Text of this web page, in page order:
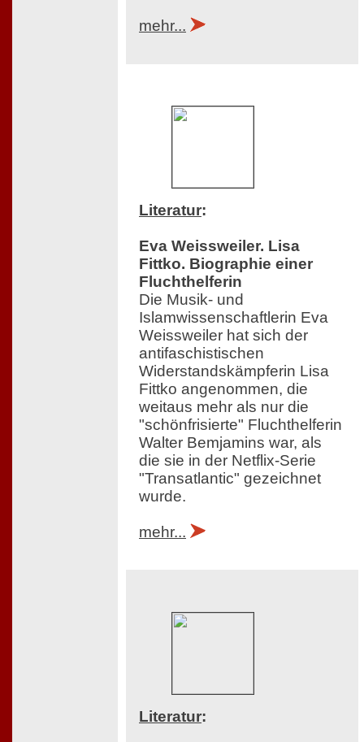
mehr...
Literatur:
Eva Weissweiler. Lisa
Fittko. Biographie einer
Fluchthelferin
Die Musik- und
Islamwissenschaftlerin Eva
Weissweiler hat sich der
antifaschistischen
Widerstandskämpferin Lisa
Fittko angenommen, die
weitaus mehr als nur die
"schönfrisierte" Fluchthelferin
Walter Bemjamins war, als
die sie in der Netflix-Serie
"Transatlantic" gezeichnet
wurde.
mehr...
Literatur: